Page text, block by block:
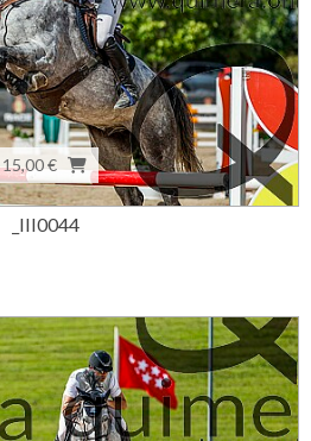
15,00 €
_III0044